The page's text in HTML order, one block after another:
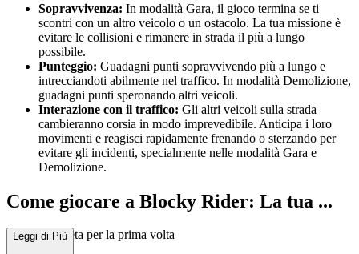
Sopravvivenza: In modalità Gara, il gioco termina se ti
scontri con un altro veicolo o un ostacolo. La tua missione è
evitare le collisioni e rimanere in strada il più a lungo
possibile.
Punteggio: Guadagni punti sopravvivendo più a lungo e
intrecciandoti abilmente nel traffico. In modalità Demolizione,
guadagni punti speronando altri veicoli.
Interazione con il traffico: Gli altri veicoli sulla strada
cambieranno corsia in modo imprevedibile. Anticipa i loro
movimenti e reagisci rapidamente frenando o sterzando per
evitare gli incidenti, specialmente nelle modalità Gara e
Demolizione.
Come giocare a Blocky Rider: La tua ...
guida completa per la prima volta
Leggi di Più